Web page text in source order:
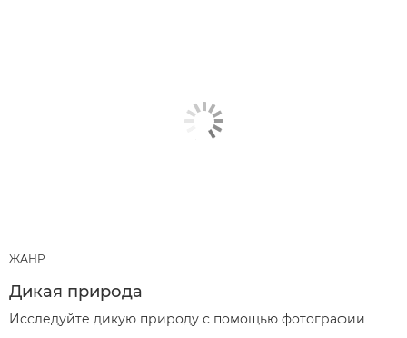
ЖАНР
Дикая природа
Исследуйте дикую природу с помощью фотографии